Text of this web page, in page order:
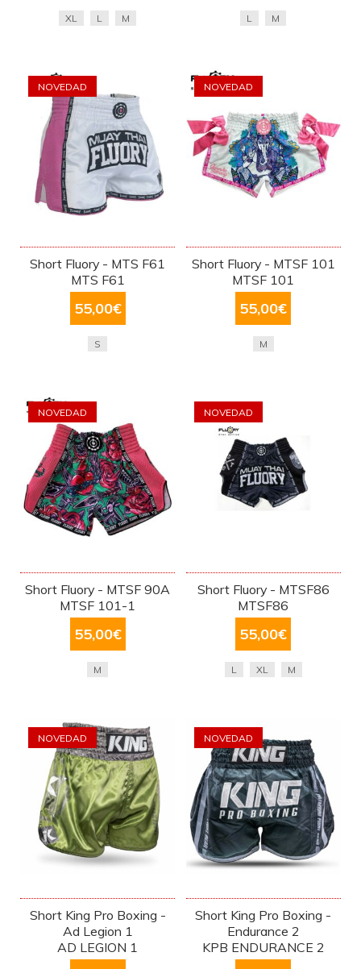
XL L M L M
NOVEDAD
Short Fluory - MTS F61
MTS F61
55,00€
S
NOVEDAD
Short Fluory - MTSF 101
MTSF 101
55,00€
M
NOVEDAD
Short Fluory - MTSF 90A
MTSF 101-1
55,00€
M
NOVEDAD
Short Fluory - MTSF86
MTSF86
55,00€
L XL M
NOVEDAD
Short King Pro Boxing -
Ad Legion 1
AD LEGION 1
NOVEDAD
Short King Pro Boxing -
Endurance 2
KPB ENDURANCE 2